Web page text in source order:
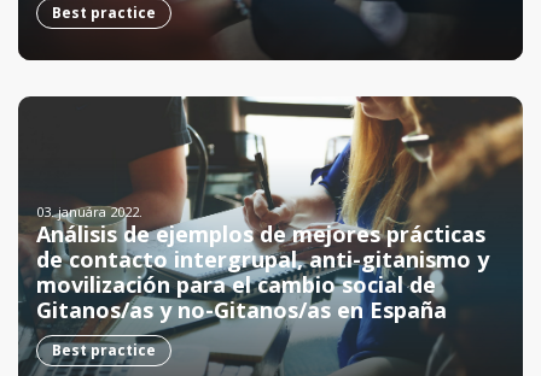
Best practice
03. januára 2022.
Análisis de ejemplos de mejores prácticas
de contacto intergrupal, anti-gitanismo y
movilización para el cambio social de
Gitanos/as y no-Gitanos/as en España
Best practice